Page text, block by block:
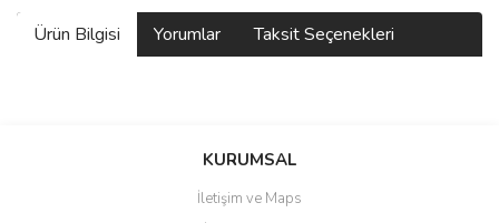
Ürün Bilgisi Yorumlar Taksit Seçenekleri
Bu ürüne ilk yorumu siz yapın!
KURUMSAL
İletişim ve Maps